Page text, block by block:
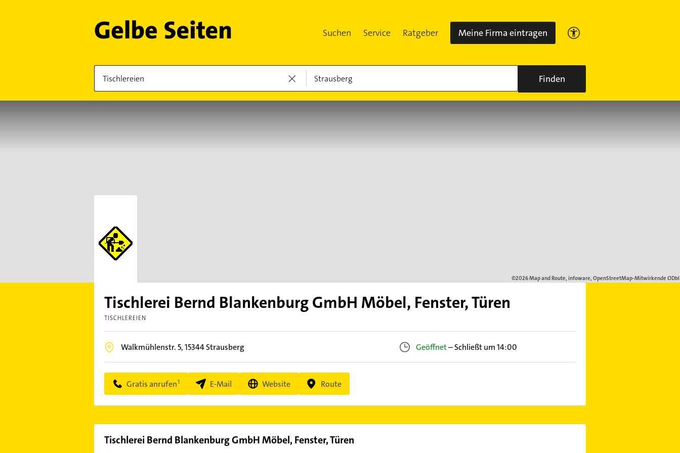
Suchen Service Ratgeber Meine Firma eintragen
Finden
Tischlerei Bernd Blankenburg GmbH Möbel, Fenster, Türen
TISCHLEREIEN
Walkmühlenstr. 5,15344Strausberg Geöffnet– Schließt um 14:00
Gratis anrufen E-Mail Website Route
Tischlerei Bernd Blankenburg GmbH Möbel, Fenster, Türen